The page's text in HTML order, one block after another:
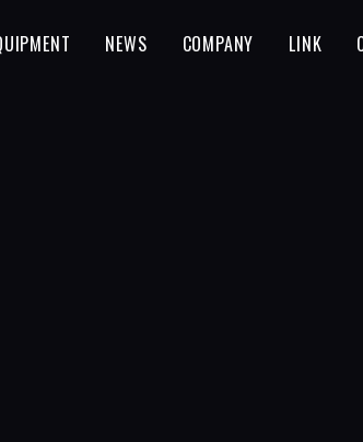
NEWS COMPANY LINK